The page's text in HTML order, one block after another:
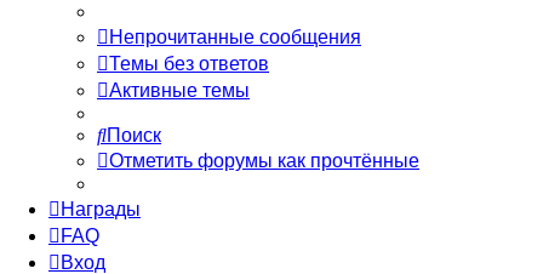
Непрочитанные сообщения
Темы без ответов
Активные темы
Поиск
Отметить форумы как прочтённые
Награды
FAQ
Вход